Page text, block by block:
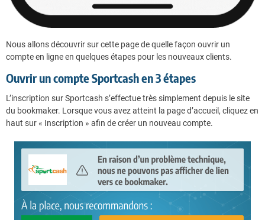
Nous allons découvrir sur cette page de quelle façon ouvrir un
compte en ligne en quelques étapes pour les nouveaux clients.
Ouvrir un compte Sportcash en 3 étapes
L’inscription sur Sportcash s’effectue très simplement depuis le site
du bookmaker. Lorsque vous avez atteint la page d’accueil, cliquez en
haut sur « Inscription » afin de créer un nouveau compte.